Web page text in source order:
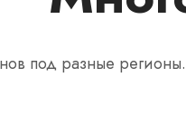
под разные регионы.